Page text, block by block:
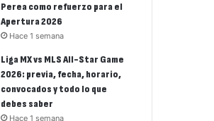
Perea como refuerzo para el
Apertura 2026
Hace 1 semana
Liga MX vs MLS All-Star Game
2026: previa, fecha, horario,
convocados y todo lo que
debes saber
Hace 1 semana